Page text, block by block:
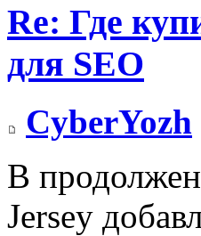
Re: Где
для SEO
CyberYozh
В
Jersey